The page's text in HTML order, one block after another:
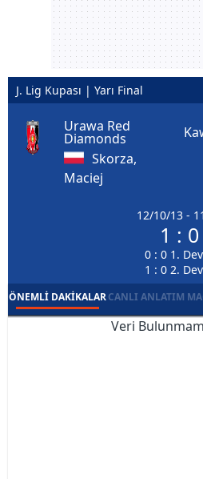
J. Lig Kupası | Yarı Final
Urawa Red
Diamonds
Skorza,
Maciej
12/10/13 -
1 : 0
0 : 0 1.
1 : 0 2.
ÖNEMLI DAKIKALARCANLI ANLATIM
Veri